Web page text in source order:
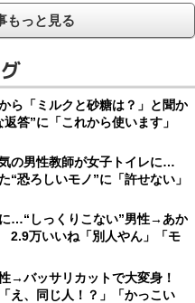
もっと見る
ら「ミルクと砂糖は？」と聞か
答”に「これから使います」
気の男性教師が女子トイレに…
“恐ろしいモノ”に「許せない」
…“しっくりこない”男性→あか
2.9万いいね「別人やん」「モ
→バッサリカットで大変身！
え、同じ人！？」「かっこい